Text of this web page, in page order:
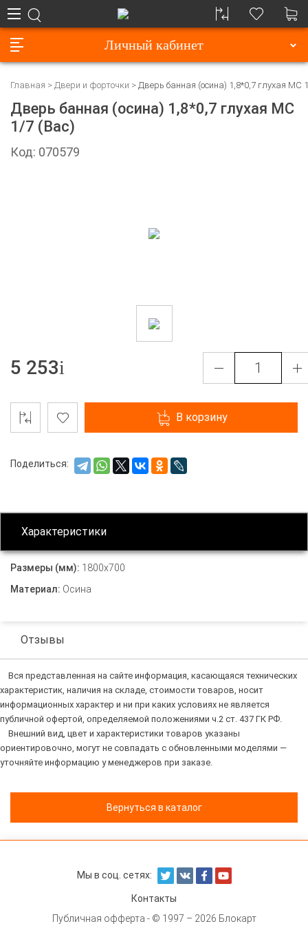
Личный кабинет
Главная Двери и форточки Дверь банная (осина) 1,8*0,7 глухая МС
Дверь банная (осина) 1,8*0,7 глухая МС
1/7 (Вас)
Код: 070579
5 253
В корзину
Поделиться:
Характеристики
Размеры (мм): 1800х700
Материал: Осина
Отзывы
Вся представленная на сайте информация, касающаяся технических
характеристик, наличия на складе, стоимости товаров, носит
информационных характер и ни при каких условиях не является
публичной офертой, определяемой положениями ч.2 ст. 437 ГК РФ.
Внешний вид, цвет и характеристики товаров указаны
ориентировочно, могут не совпадать с обновленными моделями —
уточняйте информацию у менеджеров при заказе.
Вернуться в каталог
Мы в соц. сетях:
Контакты
Публичная офферта - © 1997 – 2026 Блокарт